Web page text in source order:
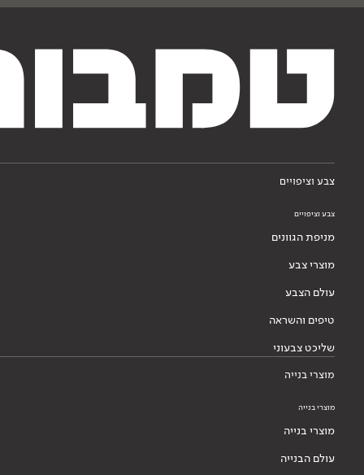
צבע וציפויים
צבע וציפויים
מניפת הגוונים
מוצרי צבע
עולם הצבע
טיפים והשראה
שליכט צבעוני
מוצרי בנייה
מוצרי בנייה
מוצרי בנייה
עולם הבנייה